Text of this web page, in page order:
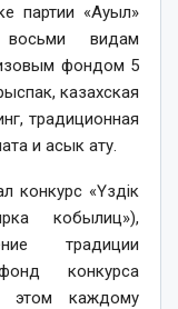
партии «Ауыл»
восьми видам
фондом 5
казахская
традиционная
и асык ату.
конкурс «Үздік
кобылиц»),
традиции
конкурса
этом каждому